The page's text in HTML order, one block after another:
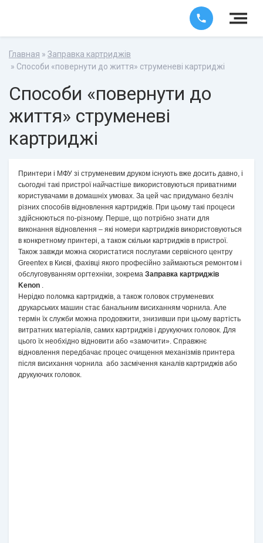
Главная » Заправка картриджів
» Способи «повернути до життя» струменеві картриджі
Способи «повернути до
життя» струменеві
картриджі
Принтери і МФУ зі струменевим друком існують вже досить давно, і
сьогодні такі пристрої найчастіше використовуються приватними
користувачами в домашніх умовах. За цей час придумано безліч
різних способів відновлення картриджів. При цьому такі процеси
здійснюються по-різному. Перше, що потрібно знати для
виконання відновлення – які номери картриджів використовуються
в конкретному принтері, а також скільки картриджів в пристрої.
Також завжди можна скористатися послугами сервісного центру
Greentex в Києві, фахівці якого професійно займаються ремонтом і
обслуговуванням оргтехніки, зокрема Заправка картриджів
Kenon .
Нерідко поломка картриджів, а також головок струменевих
друкарських машин стає банальним висиханням чорнила. Але
термін їх служби можна продовжити, знизивши при цьому вартість
витратних матеріалів, самих картриджів і друкуючих головок. Для
цього їх необхідно відновити або «замочити». Справжнє
відновлення передбачає процес очищення механізмів принтера
після висихання чорнила або засмічення каналів картриджів або
друкуючих головок.